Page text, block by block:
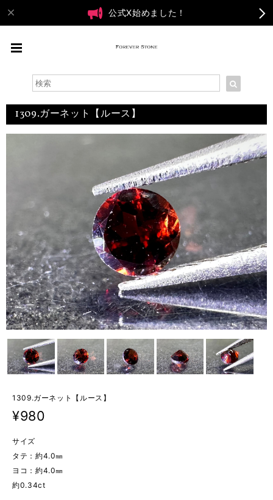
公式X始めました！
1309.ガーネット【ルース】
1309.ガーネット【ルース】
¥980
サイズ
タテ：約4.0㎜
ヨコ：約4.0㎜
約0.34ct